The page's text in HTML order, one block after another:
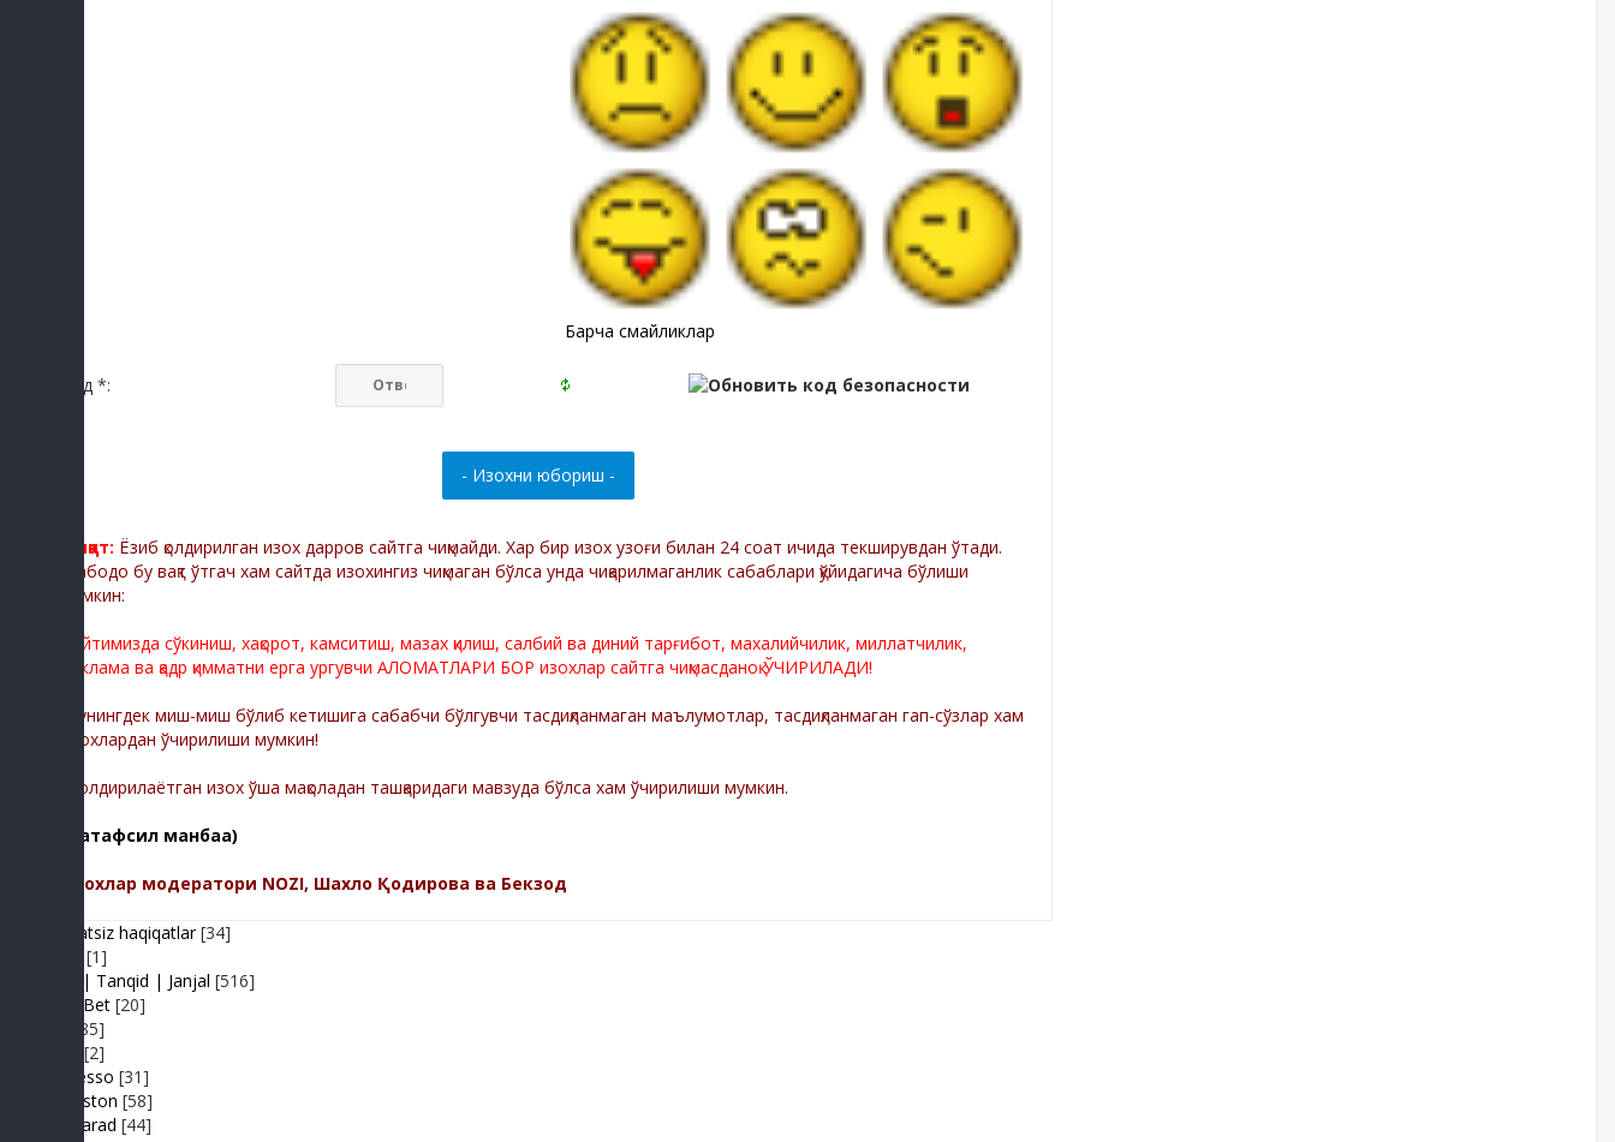
Барча смайликлар
Код *:
Диққат: Ёзиб қолдирилган изох дарров сайтга чиқмайди. Хар бир изох узоғи билан 24 соат ичида текширувдан ўтади.
Мабодо бу вақт ўтгач хам сайтда изохингиз чиқмаган бўлса унда чиқарилмаганлик сабаблари қўйидагича бўлиши
мумкин:
Сайтимизда сўкиниш, хақорот, камситиш, мазах қилиш, салбий ва диний тарғибот, махалийчилик, миллатчилик,
реклама ва қадр қимматни ерга ургувчи АЛОМАТЛАРИ БОР изохлар сайтга чиқмасданоқ ЎЧИРИЛАДИ!
Шунингдек миш-миш бўлиб кетишига сабабчи бўлгувчи тасдиқланмаган маълумотлар, тасдиқланмаган гап-сўзлар хам
изохлардан ўчирилиши мумкин!
-Қолдирилаётган изох ўша мақоладан ташқаридаги мавзуда бўлса хам ўчирилиши мумкин.
(батафсил манбаа)
Изохлар модератори NOZI, Шахло Қодирова ва Бекзод
Adolatsiz haqiqatlar [34]
[1]
Baxs| Tanqid | Janjal [516]
BeshBet [20]
[85]
[2]
Expresso [31]
FIKRiston [58]
Hit-Parad [44]